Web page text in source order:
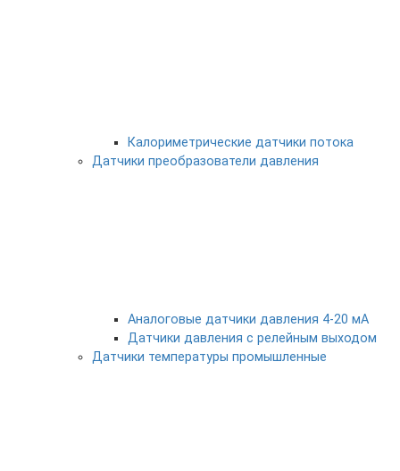
Калориметрические датчики потока
Датчики преобразователи давления
Аналоговые датчики давления 4-20 мА
Датчики давления с релейным выходом
Датчики температуры промышленные